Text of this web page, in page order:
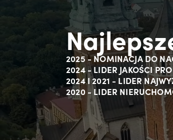
2025 - NOMINACJA DO
2024 - LIDER JAKOŚCI
2024 I 2021 - LIDER
2020 - LIDER